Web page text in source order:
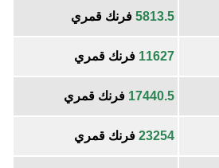
5813.5 فرنك قمري
11627 فرنك قمري
17440.5 فرنك قمري
23254 فرنك قمري